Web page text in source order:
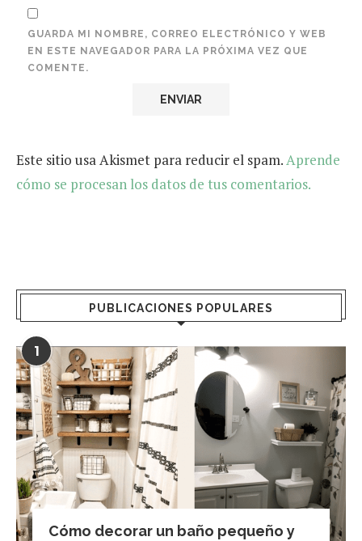
GUARDA MI NOMBRE, CORREO ELECTRÓNICO Y WEB
EN ESTE NAVEGADOR PARA LA PRÓXIMA VEZ QUE
COMENTE.
Este sitio usa Akismet para reducir el spam.Aprende
cómo se procesan los datos de tus comentarios.
PUBLICACIONES POPULARES
1
Cómo decorar un baño pequeño y